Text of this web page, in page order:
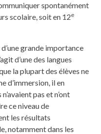
spontanément
scolaire, soit en 12e
grande importance
d’une des langues
la plupart des élèves ne
d’immersion, il en
pas et n’ont
ce niveau de
les résultats
notamment dans les